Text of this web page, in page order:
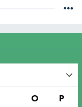
O P